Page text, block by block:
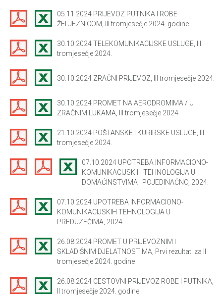
05.11.2024 PRIJEVOZ PUTNIKA I ROBE
ŽELJEZNICOM, III tromjesečje 2024. godine
30.10.2024 TELEKOMUNIKACIJSKE USLUGE, III
tromjesečje 2024.
30.10.2024 ZRAČNI PRIJEVOZ, III tromjesečje 2024.
30.10.2024 PROMET NA AERODROMIMA / U
ZRAČNIM LUKAMA, III tromjesečje 2024.
21.10.2024 POŠTANSKE I KURIRSKE USLUGE, III
tromjesečje 2024.
07.10.2024 UPOTREBA INFORMACIONO-
KOMUNIKACIJSKIH TEHNOLOGIJA U
DOMAĆINSTVIMA I POJEDINAČNO, 2024.
07.10.2024 UPOTREBA INFORMACIONO-
KOMUNIKACIJSKIH TEHNOLOGIJA U
PREDUZEĆIMA, 2024.
26.08.2024 PROMET U PRIJEVOZNIM I
SKLADIŠNIM DJELATNOSTIMA, Prvi rezultati za II
tromjesečje 2024. godine
26.08.2024 CESTOVNI PRIJEVOZ ROBE I PUTNIKA,
II tromjesečje 2024. godine